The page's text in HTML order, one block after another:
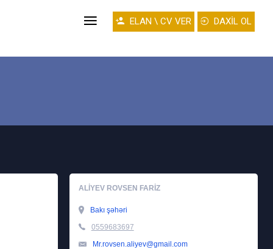
ELAN \ CV VER DAXİL OL
ALIYEV ROVSEN FARIZ
Bakı şəhəri
0559683697
Mr.rovsen.aliyev@gmail.com